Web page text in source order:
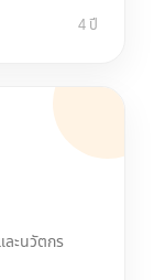
4 ปี
ะนวัตกร